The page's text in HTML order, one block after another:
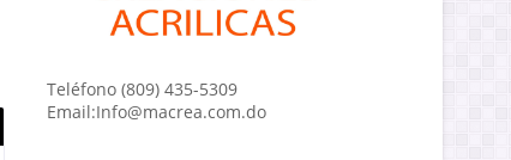
Teléfono (809) 435-5309
Email:Info@macrea.com.do